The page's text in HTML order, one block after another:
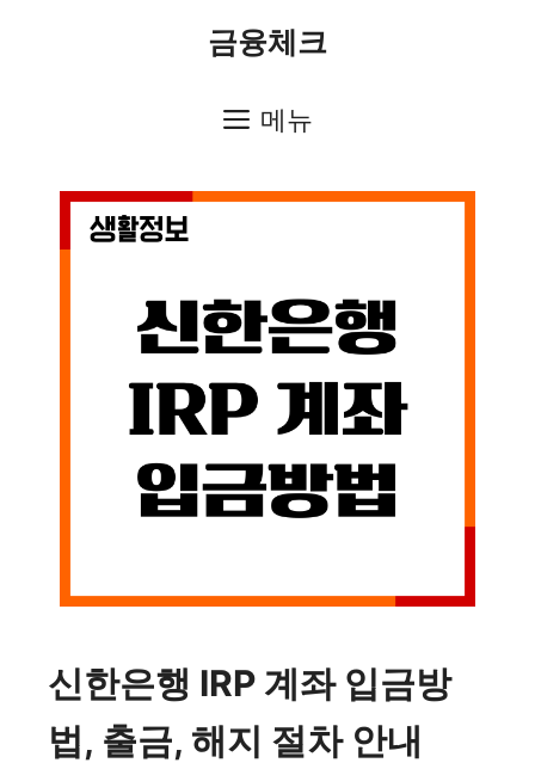
금융체크
메뉴
신한은행 IRP 계좌 입금방
법, 출금, 해지 절차 안내